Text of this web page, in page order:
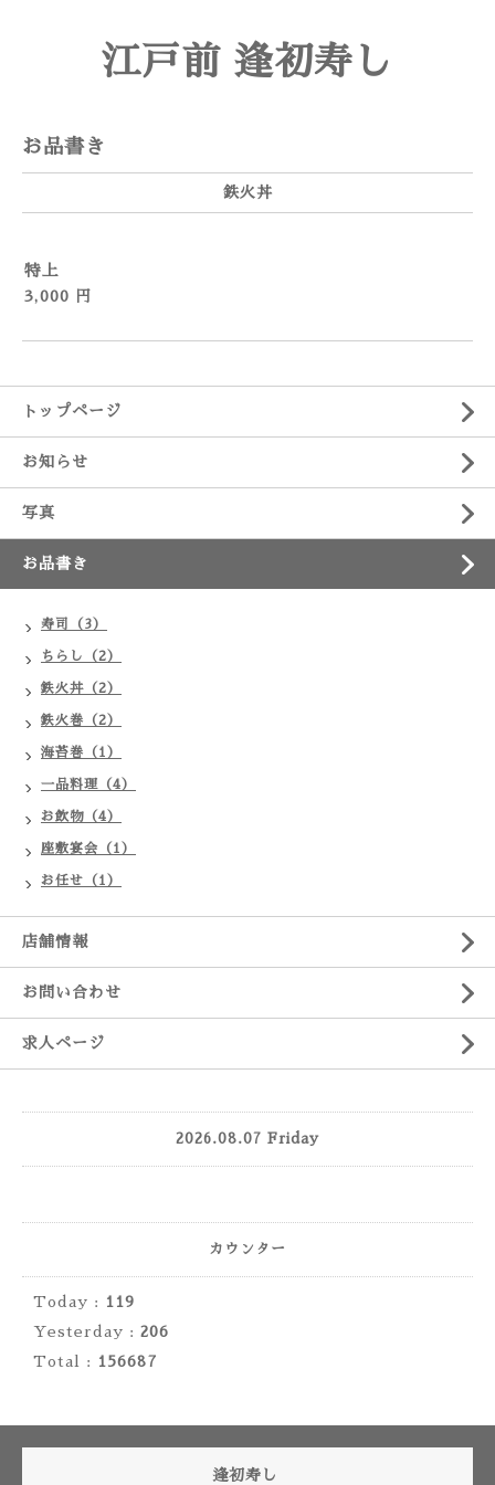
江戸前 逢初寿し
お品書き
鉄火丼
特上
3,000 円
トップページ
お知らせ
写真
お品書き
寿司（3）
ちらし（2）
鉄火丼（2）
鉄火巻（2）
海苔巻（1）
一品料理（4）
お飲物（4）
座敷宴会（1）
お任せ（1）
店舗情報
お問い合わせ
求人ページ
2026.08.07 Friday
カウンター
Today :
119
Yesterday : 206
Total :
156687
逢初寿し